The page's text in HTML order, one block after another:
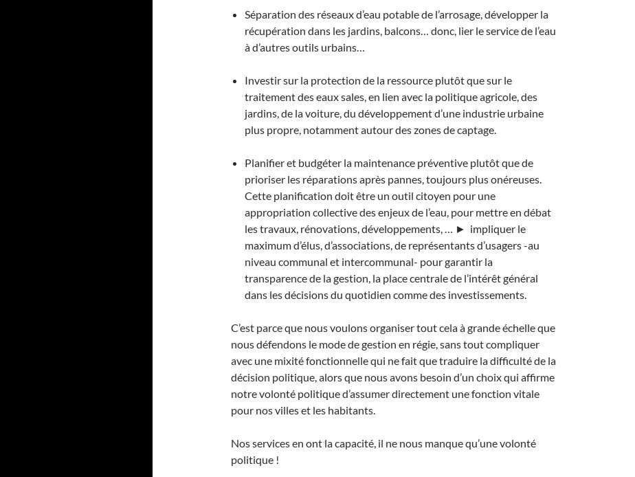
Séparation des réseaux d’eau potable de l’arrosage, développer la
récupération dans les jardins, balcons… donc, lier le service de l’eau
à d’autres outils urbains…
Investir sur la protection de la ressource plutôt que sur le
traitement des eaux sales, en lien avec la politique agricole, des
jardins, de la voiture, du développement d’une industrie urbaine
plus propre, notamment autour des zones de captage.
Planifier et budgéter la maintenance préventive plutôt que de
prioriser les réparations après pannes, toujours plus onéreuses.
Cette planification doit être un outil citoyen pour une
appropriation collective des enjeux de l’eau, pour mettre en débat
les travaux, rénovations, développements, … ► impliquer le
maximum d’élus, d’associations, de représentants d’usagers -au
niveau communal et intercommunal- pour garantir la
transparence de la gestion, la place centrale de l’intérêt général
dans les décisions du quotidien comme des investissements.
C’est parce que nous voulons organiser tout cela à grande échelle que
nous défendons le mode de gestion en régie, sans tout compliquer
avec une mixité fonctionnelle qui ne fait que traduire la difficulté de la
décision politique, alors que nous avons besoin d’un choix qui affirme
notre volonté politique d’assumer directement une fonction vitale
pour nos villes et les habitants.
Nos services en ont la capacité, il ne nous manque qu’une volonté
politique !